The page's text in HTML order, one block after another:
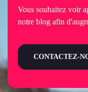
Vous souhaitez voir
notre blog afin
CONTACTEZ-